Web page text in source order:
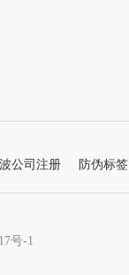
公司注册 防伪标签
号-1